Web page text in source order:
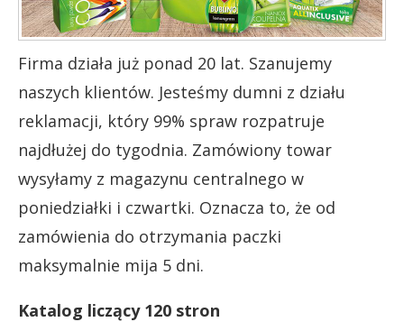
Firma działa już ponad 20 lat. Szanujemy
naszych klientów. Jesteśmy dumni z działu
reklamacji, który 99% spraw rozpatruje
najdłużej do tygodnia. Zamówiony towar
wysyłamy z magazynu centralnego w
poniedziałki i czwartki. Oznacza to, że od
zamówienia do otrzymania paczki
maksymalnie mija 5 dni.
Katalog liczący 120 stron